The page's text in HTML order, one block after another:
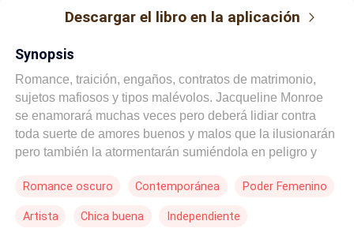
Descargar el libro en la aplicación
Synopsis
Romance, traición, engaños, contratos de matrimonio,
sujetos mafiosos y tipos malévolos. Jacqueline Monroe
se enamorará muchas veces pero deberá lidiar contra
toda suerte de amores buenos y malos que la ilusionarán
pero también la atormentarán sumiéndola en peligro y
millonaria, pero tiene extrema debilidad por los hombres.
dedicada al modelaje, la publicidad y las pasarelas, así
Romance oscuro Contemporánea Poder Femenino
Artista Chica buena Independiente